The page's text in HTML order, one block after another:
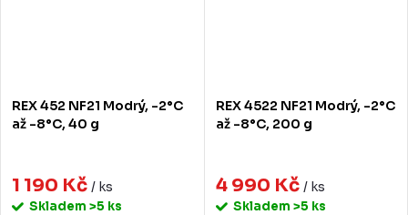
REX 452 NF21 Modrý, -2°C
až -8°C, 40 g
1 190 Kč / ks
Skladem >5 ks
REX 4522 NF21 Modrý, -2°C
až -8°C, 200 g
4 990 Kč / ks
Skladem >5 ks